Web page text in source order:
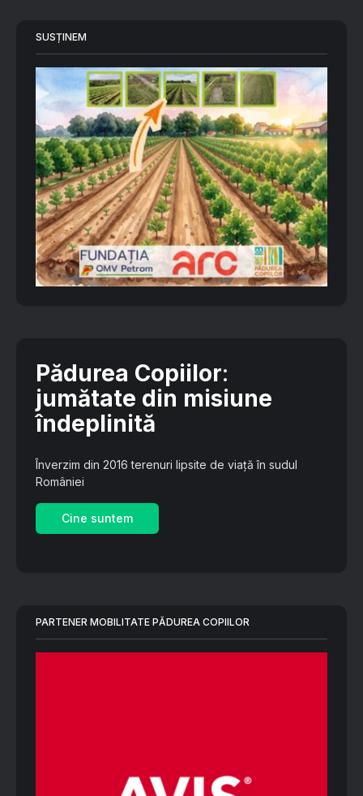
SUSȚINEM
Pădurea Copiilor:
jumătate din misiune
îndeplinită
Înverzim din 2016 terenuri lipsite de viață în sudul
României
Cine suntem
PARTENER MOBILITATE PĂDUREA COPIILOR